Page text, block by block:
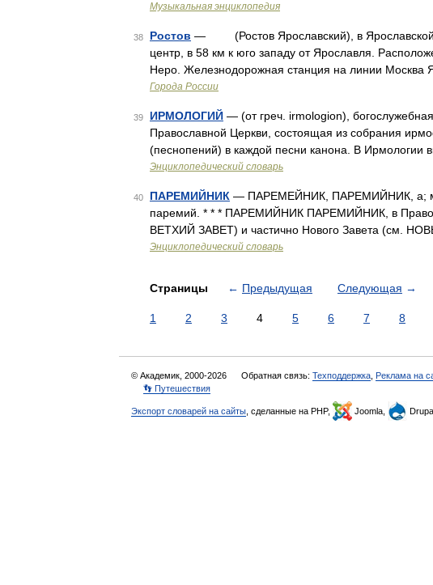
Музыкальная энциклопедия
38 Ростов — (Ростов Ярославский), в Ярославской
центр, в 58 км к юго западу от Ярославля.
Неро. Железнодорожная станция на линии Москва
Города России
39 ИРМОЛОГИЙ — (от греч. irmologion),
Православной Церкви, состоящая из собрания
(песнопений) в каждой песни канона. В Ирмологии
Энциклопедический словарь
40 ПАРЕМИЙНИК — ПАРЕМЕЙНИК, ПАРЕМИЙНИК, а; м.
паремий. * * * ПАРЕМИЙНИК ПАРЕМИЙНИК, в
ВЕТХИЙ ЗАВЕТ) и частично Нового Завета (см.
Энциклопедический словарь
Страницы ← Предыдущая Следующая →
1 2 3 4 5 6 7 8
© Академик, 2000-2026 Обратная связь: Техподдержка Реклама на
👣 Путешествия
Экспорт словарей на сайты , сделанные на PHP, Joomla,